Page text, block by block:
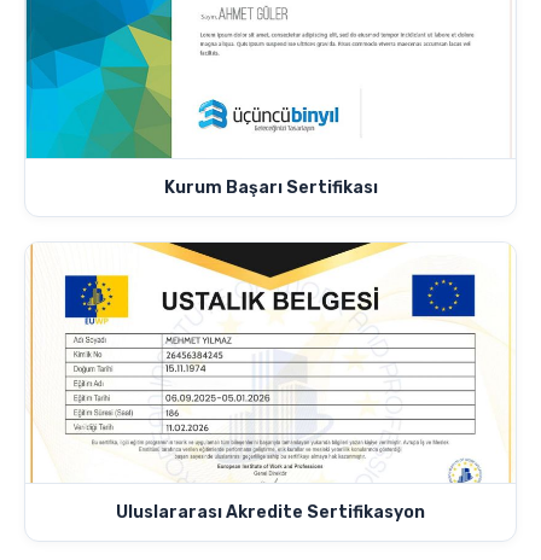
Kurum Başarı Sertifikası
Uluslararası Akredite Sertifikasyon